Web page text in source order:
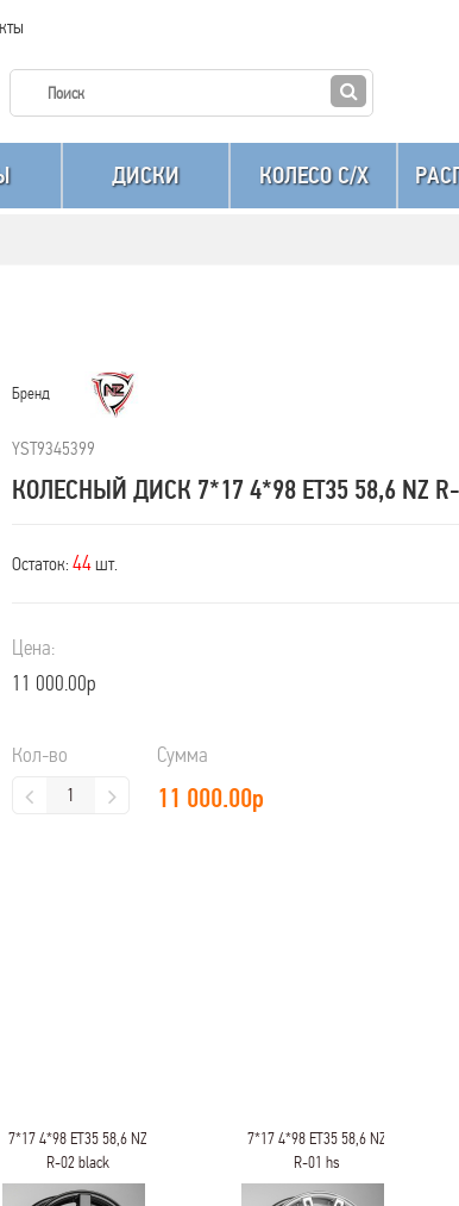
ДИСКИ КОЛЕСО C/X
Бренд
YST9345399
КОЛЕСНЫЙ ДИСК 7*17 4*98 ET35 58,6 NZ
Остаток: 44шт.
Цена:
11 000.00р
Кол-во Сумма
11 000.00р
7*17 4*98 ET35 58,6 NZ
R-02 black
7*17 4*98 ET35 58,6 NZ
R-01 hs